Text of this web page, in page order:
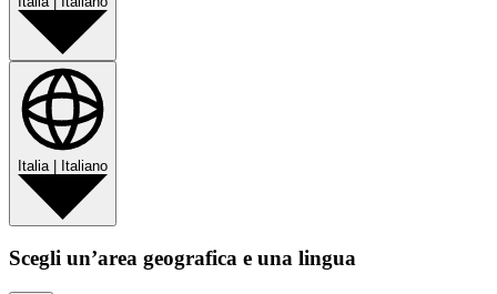
Italia| Italiano
Scegli un’area geografica e una lingua